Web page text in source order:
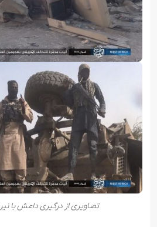
تصاویری از درگیری داعش با